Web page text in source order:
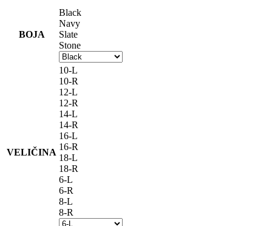
BOJA
Black
Navy
Slate
Stone
VELIČINA
10-L
10-R
12-L
12-R
14-L
14-R
16-L
16-R
18-L
18-R
6-L
6-R
8-L
8-R